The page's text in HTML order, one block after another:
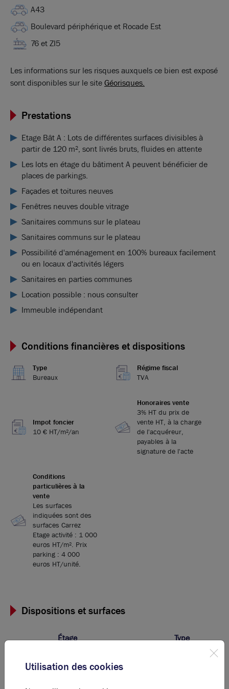
A43
Boulevard périphérique et Rocade Est
76 et ZI5
Les informations sur les risques auxquels ce bien est exposé
sont disponibles sur le siteGéorisques.
Prestations
Etage Bât A : Lots de différentes surfaces divisibles à
partir de 120 m², sont livrés bruts, fluides en attente
Les lots en étage du bâtiment A peuvent bénéficier de
places de parkings.
Façades et toitures neuves
Fenêtres neuves double vitrage
Sanitaires communs sur le plateau
Sanitaires communs sur le plateau
Possibilité d'aménagement en 100% bureaux facilement
ou en locaux d'activités légers
Sanitaires en parties communes
Location possible : nous consulter
Immeuble indépendant
Conditions financières et dispositions
Type
Bureaux
Régime fiscal
TVA
Impot foncier
10 € HT/m²/an
Honoraires vente
3% HT du prix de
vente HT, à la charge
de l'acquéreur,
payables à la
signature de l'acte
Conditions
particulières à la
vente
Les surfaces
indiquées sont des
surfaces Carrez
Etage activité : 1 000
euros HT/m². Prix
parking : 4 000
euros HT/unité.
Dispositions et surfaces
Étage Type
Utilisation des cookies